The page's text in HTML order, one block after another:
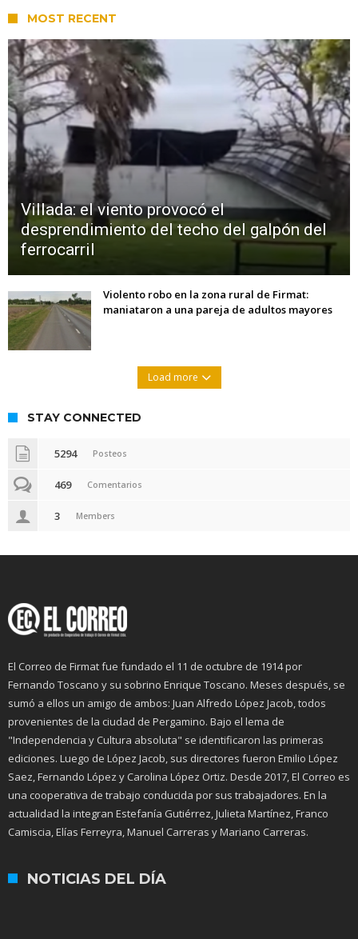
MOST RECENT
Villada: el viento provocó el
desprendimiento del techo del galpón del
ferrocarril
Violento robo en la zona rural de Firmat:
maniataron a una pareja de adultos mayores
Load more
STAY CONNECTED
5294 Posteos
469 Comentarios
3 Members
El Correo de Firmat fue fundado el 11 de octubre de 1914 por
Fernando Toscano y su sobrino Enrique Toscano. Meses después, se
sumó a ellos un amigo de ambos: Juan Alfredo López Jacob, todos
provenientes de la ciudad de Pergamino. Bajo el lema de
"Independencia y Cultura absoluta" se identificaron las primeras
ediciones. Luego de López Jacob, sus directores fueron Emilio López
Saez, Fernando López y Carolina López Ortiz. Desde 2017, El Correo es
una cooperativa de trabajo conducida por sus trabajadores. En la
actualidad la integran Estefanía Gutiérrez, Julieta Martínez, Franco
Camiscia, Elías Ferreyra, Manuel Carreras y Mariano Carreras.
NOTICIAS DEL DÍA